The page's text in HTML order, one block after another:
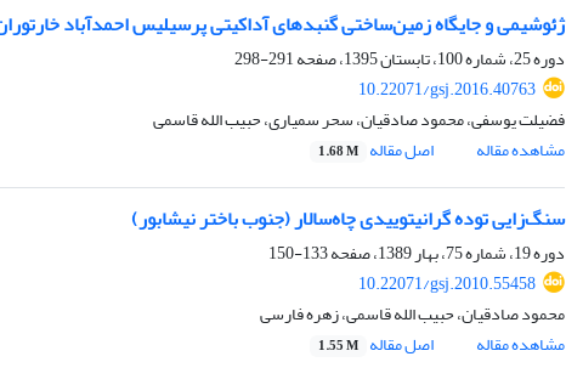
ژئوشیمی و جایگاه زمین‌ساختی گنبد‎های آداکیتی پرسیلیس احمدآباد خارتوران (جنوب شرق شاهرود)
دوره 25، شماره 100، تابستان 1395، صفحه
291-298
10.22071/gsj.2016.40763
فضیلت یوسفی، محمود صادقیان، سحر سمیاری، حبیب الله قاسمی
مشاهده مقاله
اصل مقاله 1.68 M
سنگ‌زایی توده گرانیتوییدی چاه‌سالار (جنوب باختر نیشابور)
دوره 19، شماره 75، بهار 1389، صفحه
133-150
10.22071/gsj.2010.55458
محمود صادقیان، حبیب الله قاسمی، زهره فارسی
مشاهده مقاله
اصل مقاله 1.55 M